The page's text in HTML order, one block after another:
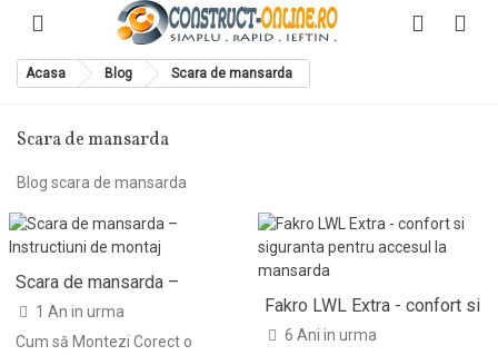
Acasa Blog Scara de mansarda
Scara de mansarda
Blog scara de mansarda
Scara de mansarda –
Instructiuni de montaj
1 An in urma
Cum să Montezi Corect o
Fakro LWL Extra - confort si
siguranta pentru accesul la
6 Ani in urma